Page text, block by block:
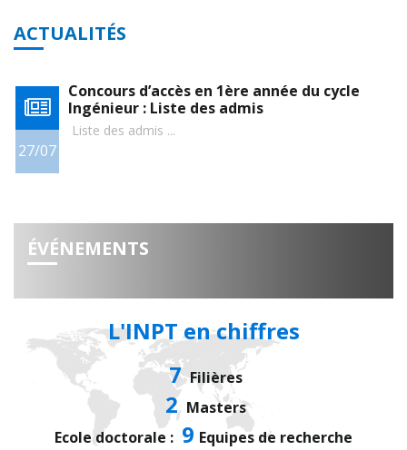
ACTUALITÉS
27/07
Concours d’accès en 1ère année du cycle
Ingénieur : Liste des admis
Liste des admis ...
ÉVÉNEMENTS
L'INPT en chiffres
7 Filières
2 Masters
Ecole doctorale : 9 Equipes de recherche